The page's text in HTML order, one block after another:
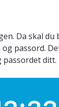
Da skal du
passord.
ditt.